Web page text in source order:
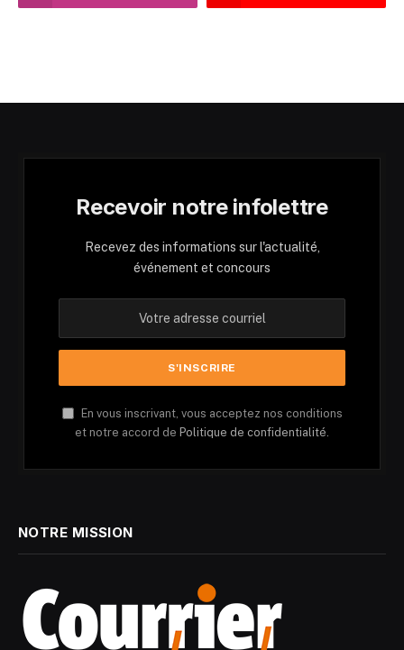
Recevoir notre infolettre
Recevez des informations sur l'actualité,
événement et concours
En vous inscrivant, vous acceptez nos conditions
et notre accord de Politique de confidentialité.
NOTRE MISSION